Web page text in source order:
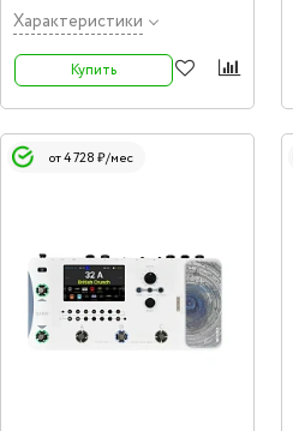
Характеристики
Купить
от 4 728 ₽/мес